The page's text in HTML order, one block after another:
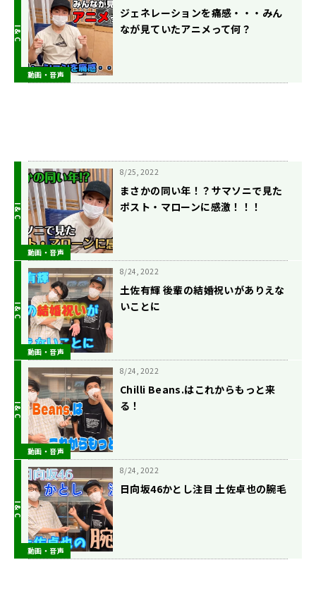
動画・音声
ジェネレーションを痛感・・・みん
なが見ていたアニメって何？
動画・音声
8/25, 2022
まさかの同い年！？サマソニで見た
ポスト・マローンに感激！！！
動画・音声
8/24, 2022
土佐有輝 後輩の結婚祝いがありえな
いことに
動画・音声
8/24, 2022
Chilli Beans.はこれからもっと来
る！
動画・音声
8/24, 2022
日向坂46かとし注目 土佐卓也の腕毛